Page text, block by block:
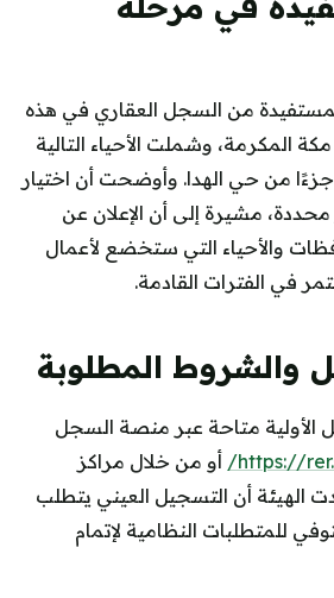
من السجل العقاري في هذه
المكرمة، وشملت الأحياء التالية
من حي الهدا. وأوضحت أن اختيار
محددة، مشيرة إلى أن الإعلان عن
والأحياء التي ستخضع لأعمال
في الفترات القادمة.
والشروط المطلوبة
الأولية متاحة عبر منصة السجل
https://
أو من خلال مراكز
الهيئة أن التسجيل العيني يتطلب
للمتطلبات النظامية لإتمام